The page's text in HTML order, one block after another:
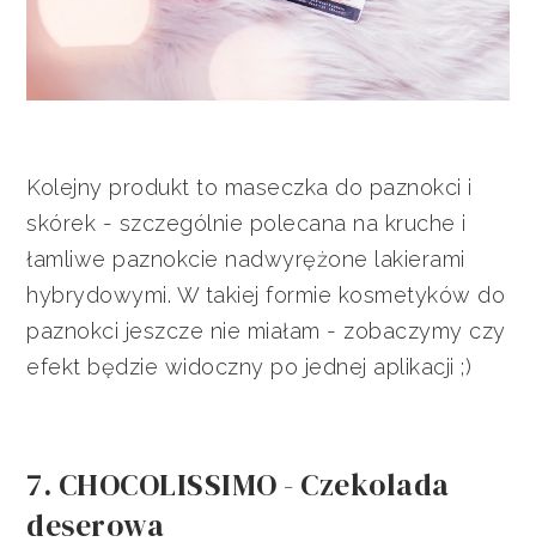
Kolejny produkt to maseczka do paznokci i
skórek - szczególnie polecana na kruche i
łamliwe paznokcie nadwyrężone lakierami
hybrydowymi. W takiej formie kosmetyków do
paznokci jeszcze nie miałam - zobaczymy czy
efekt będzie widoczny po jednej aplikacji ;)
7. CHOCOLISSIMO - Czekolada
deserowa